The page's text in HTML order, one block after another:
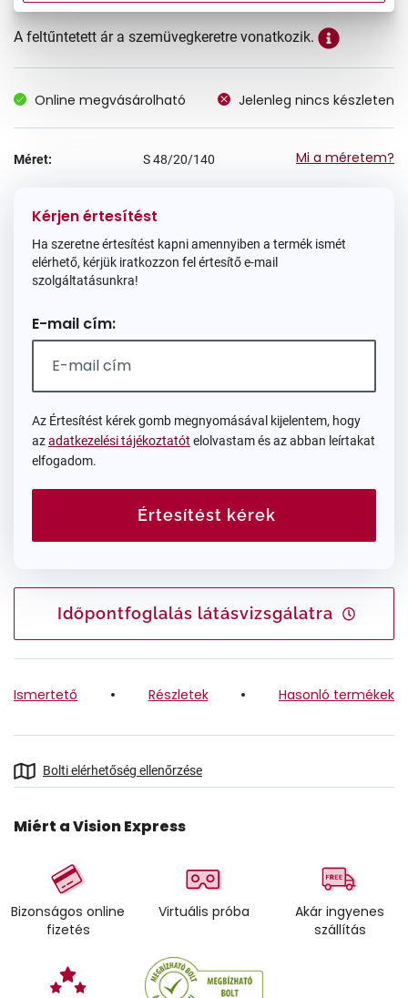
A feltűntetett ár a szemüvegkeretre vonatkozik.
Online megvásárolható Jelenleg nincs készleten
Méret: S48/20/140 Mi a méretem?
Kérjen értesítést
Ha szeretne értesítést kapni amennyiben a termék ismét
elérhető, kérjük iratkozzon fel értesítő e-mail
szolgáltatásunkra!
E-mail cím:
Az Értesítést kérek gomb megnyomásával kijelentem, hogy
azadatkezelési tájékoztatót elolvastam és az abban leírtakat
elfogadom.
Értesítést kérek
Időpontfoglalás látásvizsgálatra
Ismertető Részletek Hasonló termékek
Bolti elérhetőség ellenőrzése
Miért a Vision Express
Bizonságos online
fizetés
Virtuális próba
Akár ingyenes
szállítás